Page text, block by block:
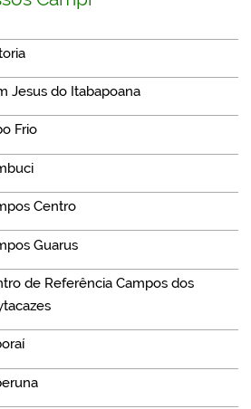
Jesus do Itabapoana
Frio
Centro
Guarus
de Referência Campos dos